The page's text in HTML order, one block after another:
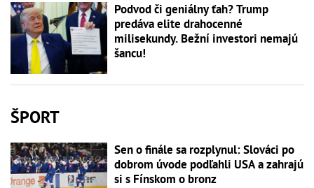
Podvod či geniálny ťah? Trump
predáva elite drahocenné
milisekundy. Bežní investori nemajú
šancu!
ŠPORT
Sen o finále sa rozplynul: Slováci po
dobrom úvode podľahli USA a zahrajú
si s Fínskom o bronz